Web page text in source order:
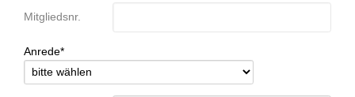
Mitgliedsnr.
Anrede*